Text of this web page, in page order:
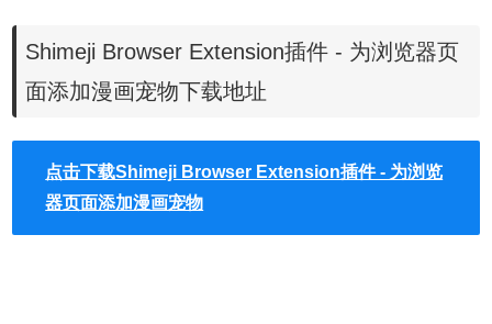
【chrome://extensions/】进入chrome扩展程序，解压你在本
站下载的插件，并拖入扩展程序页即可。
Shimeji Browser Extension插件 - 为浏览器页
面添加漫画宠物下载地址
点击下载Shimeji Browser Extension插件 - 为浏览
器页面添加漫画宠物